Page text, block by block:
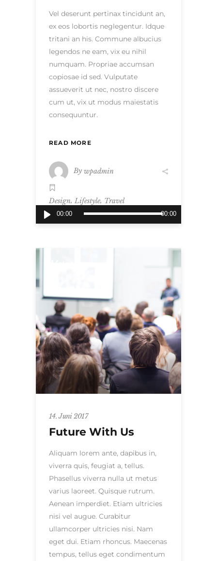
Audio-
Player
00:00 00:00
Vel deserunt pertinax tincidunt an,
ex eos lobortis neglegentur. Idque
tritani an his. Commune albucius
legendos ne eam, vix eu nihil
numquam. Propriae accumsan
copiosae id sed. Vulputate
assueverit ut nec, nostro discere
cum ut, vix ut modus maiestatis
consequuntur.
READ MORE
By wpadmin
Design, Lifestyle, Travel
14. Juni 2017
Future With Us
Aliquam lorem ante, dapibus in,
viverra quis, feugiat a, tellus.
Phasellus viverra nulla ut metus
varius laoreet. Quisque rutrum.
Aenean imperdiet. Etiam ultricies
nisi vel augue. Curabitur
ullamcorper ultricies nisi. Nam
eget dui. Etiam rhoncus. Maecenas
tempus, tellus eget condimentum